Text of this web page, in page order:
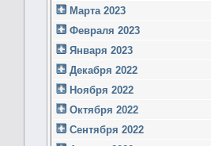
Марта 2023
Февраля 2023
Января 2023
Декабря 2022
Ноября 2022
Октября 2022
Сентября 2022